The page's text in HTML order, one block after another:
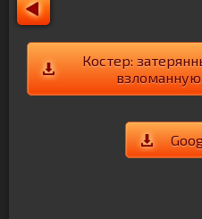
Костер: